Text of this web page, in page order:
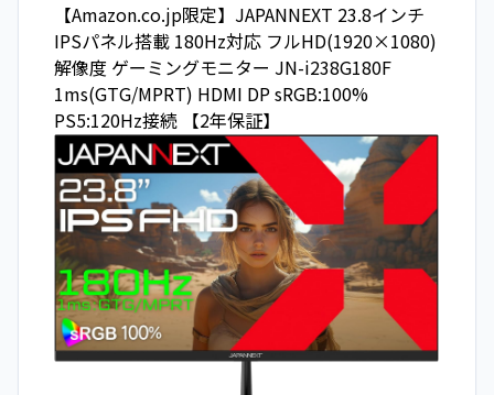
【Amazon.co.jp限定】JAPANNEXT 23.8インチ
IPSパネル搭載 180Hz対応 フルHD(1920×1080)
解像度 ゲーミングモニター JN-i238G180F
1ms(GTG/MPRT) HDMI DP sRGB:100%
PS5:120Hz接続 【2年保証】